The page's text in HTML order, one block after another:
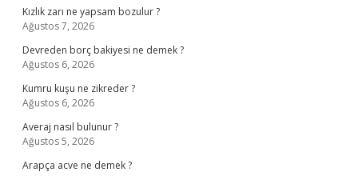
Kızlık zarı ne yapsam bozulur ?
Ağustos 7, 2026
Devreden borç bakiyesi ne demek ?
Ağustos 6, 2026
Kumru kuşu ne zikreder ?
Ağustos 6, 2026
Averaj nasıl bulunur ?
Ağustos 5, 2026
Arapça acve ne demek ?